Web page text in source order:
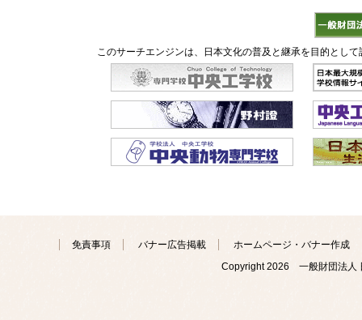
このサーチエンジンは、日本文化の普及と継承を目的とし
免責事項 バナー広告掲載
ホームページ・バナー作成
Copyright2026 一般財団法人